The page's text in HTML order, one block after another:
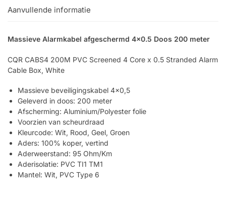
Aanvullende informatie
Massieve Alarmkabel afgeschermd 4×0.5 Doos 200 meter
CQR CABS4 200M PVC Screened 4 Core x 0.5 Stranded Alarm
Cable Box, White
Massieve beveiligingskabel 4×0,5
Geleverd in doos: 200 meter
Afscherming: Aluminium/Polyester folie
Voorzien van scheurdraad
Kleurcode: Wit, Rood, Geel, Groen
Aders: 100% koper, vertind
Aderweerstand: 95 Ohm/Km
Aderisolatie: PVC TI1 TM1
Mantel: Wit, PVC Type 6